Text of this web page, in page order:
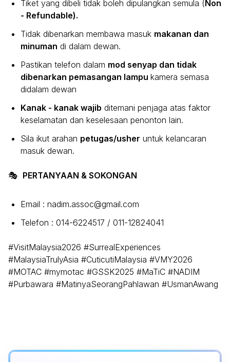
Tiket yang dibeli tidak boleh dipulangkan semula ( Non
- Refundable).
Tidak dibenarkan membawa masuk makanan dan
minuman di dalam dewan.
Pastikan telefon dalam mod senyap dan tidak
dibenarkan pemasangan lampu kamera semasa
didalam dewan
Kanak - kanak wajib ditemani penjaga atas faktor
keselamatan dan keselesaan penonton lain.
Sila ikut arahan petugas/usher untuk kelancaran
masuk dewan.
🎭 PERTANYAAN & SOKONGAN
Email : nadim.assoc@gmail.com
Telefon : 014-6224517 / 011-12824041
#VisitMalaysia2026 #SurrealExperiences
#MalaysiaTrulyAsia #CuticutiMalaysia #VMY2026
#MOTAC #mymotac #GSSK2025 #MaTiC #NADIM
#Purbawara #MatinyaSeorangPahlawan #UsmanAwang